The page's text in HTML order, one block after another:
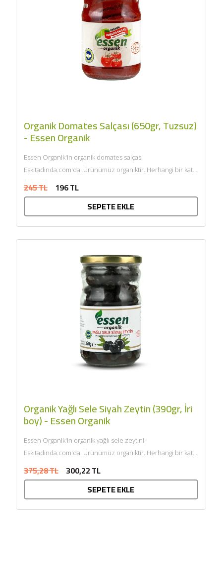
Organik Domates Salçası (650gr, Tuzsuz)
- Essen Organik
Essen Organik'in organik domates salçası
Eskitadında.com'da. Ürünümüz organiktir. Herhangi bir katkı
onaylıdır. ECOCERT...
245 TL 196 TL
SEPETE EKLE
Organik Yağlı Sele Siyah Zeytin (390gr, İri
boy) - Essen Organik
Essen Organik'in organik yağlı sele zeytini
Eskitadında.com'da. Ürünümüz organiktir. Herhangi bir katkı
onaylıdır. ECOCERT tarafından...
375,28 TL 300,22 TL
SEPETE EKLE